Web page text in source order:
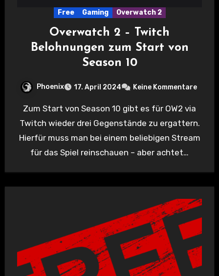
Free Gaming Overwatch 2
Overwatch 2 – Twitch
Belohnungen zum Start von
Season 10
Phoenix 17. April 2024 Keine Kommentare
Zum Start von Season 10 gibt es für OW2 via
Twitch wieder drei Gegenstände zu ergattern.
Hierfür muss man bei einem beliebigen Stream
für das Spiel reinschauen – aber achtet…